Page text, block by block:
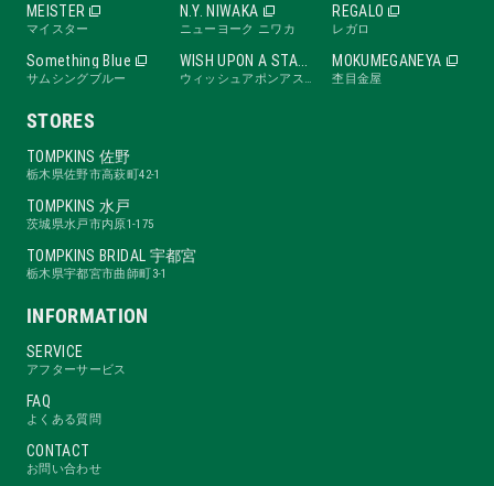
MEISTER
マイスター
N.Y. NIWAKA
ニューヨーク ニワカ
REGALO
レガロ
Something Blue
サムシングブルー
WISH UPON A STAR
ウィッシュアポンアスター
MOKUMEGANEYA
杢目金屋
STORES
TOMPKINS 佐野
栃木県佐野市高萩町42-1
TOMPKINS 水戸
茨城県水戸市内原1-175
TOMPKINS BRIDAL 宇都宮
栃木県宇都宮市曲師町3-1
INFORMATION
SERVICE
アフターサービス
FAQ
よくある質問
CONTACT
お問い合わせ